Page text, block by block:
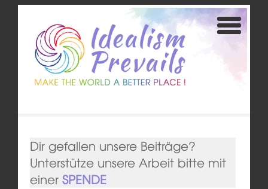
Dir gefallen unsere Beiträge?
Unterstütze unsere Arbeit bitte mit
einer SPENDE